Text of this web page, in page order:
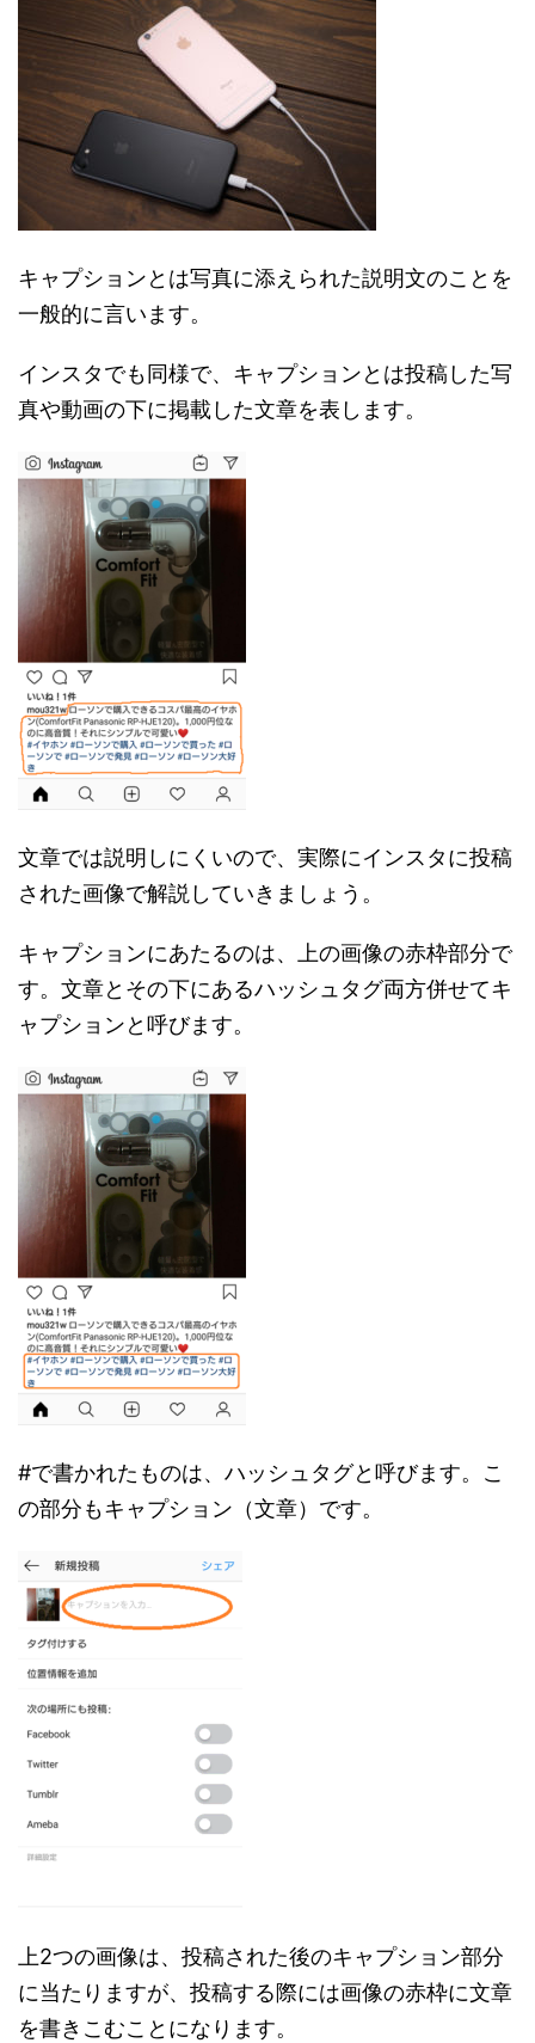
キャプションとは写真に添えられた説明文のことを
一般的に言います。
インスタでも同様で、キャプションとは投稿した写
真や動画の下に掲載した文章を表します。
文章では説明しにくいので、実際にインスタに投稿
された画像で解説していきましょう。
キャプションにあたるのは、上の画像の赤枠部分で
す。文章とその下にあるハッシュタグ両方併せてキ
ャプションと呼びます。
#で書かれたものは、ハッシュタグと呼びます。こ
の部分もキャプション（文章）です。
上2つの画像は、投稿された後のキャプション部分
に当たりますが、投稿する際には画像の赤枠に文章
を書きこむことになります。